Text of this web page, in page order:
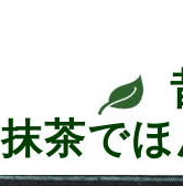
抹茶で